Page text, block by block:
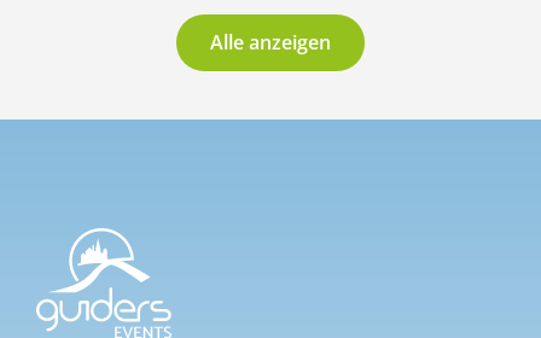
Alle anzeigen